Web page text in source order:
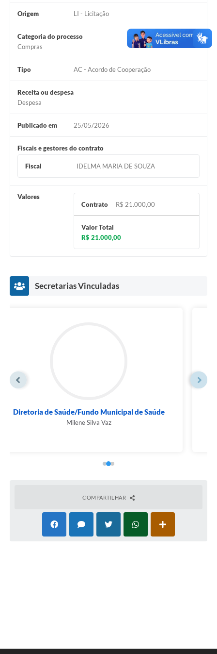
Origem LI - Licitação
Categoria do processo
Compras
Tipo AC - Acordo de Cooperação
Receita ou despesa
Despesa
Publicado em 25/05/2026
Fiscais e gestores do contrato
Fiscal IDELMA MARIA DE SOUZA
Valores
Contrato
R$ 21.000,00
Valor Total
R$ 21.000,00
Secretarias Vinculadas
Diretoria Municipal de Obras e Saneamento
Básico
COMPARTILHAR